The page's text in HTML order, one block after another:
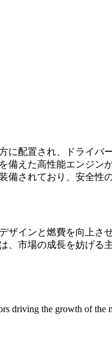
に配置され、ドライバ
えた高性能エンジン
されており、安全性
インと燃費を向上さ
市場の成長を妨げる
driving the growth of the